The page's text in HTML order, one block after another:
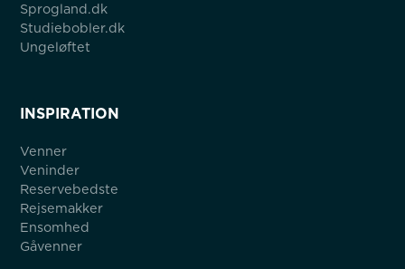
Sprogland.dk
Studiebobler.dk
Ungeløftet
INSPIRATION
Venner
Veninder
Reservebedste
Rejsemakker
Ensomhed
Gåvenner